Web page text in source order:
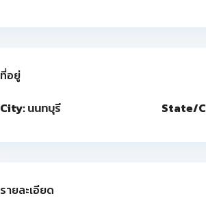
ที่อยู่
City:นนทบุรี State/
รายละเอียด